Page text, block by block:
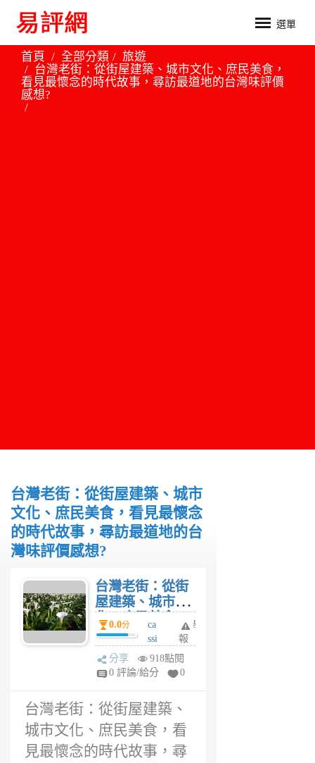
選單
首頁 全部分類
旅遊
台灣老街：從街屋建築、城市文化、庶民美食，
看見最懷念的時代故事，尋訪最道地的台灣味評價
感想?
台灣老街：從街屋建築、城市
文化、庶民美食，看見最懷念
的時代故事，尋訪最道地的台
灣味評價感想?
台灣老街：從街
屋建築、城市文
化、庶民美食，
看見最懷念的時
代故事，尋訪最
道地的台灣味評
價感想?
0.0分
ca
ssi
e
6
舉
報
分享
918點閱
0 評論/給分
0
台灣老街：從街屋建築、
城市文化、庶民美食，看
見最懷念的時代故事，尋